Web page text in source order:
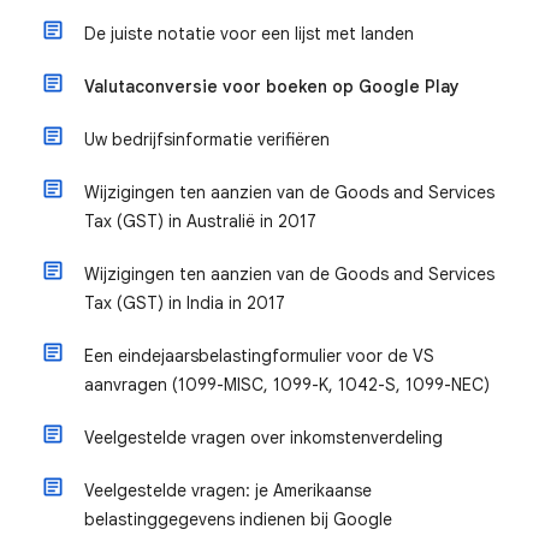
De juiste notatie voor een lijst met landen
Valutaconversie voor boeken op Google Play
Uw bedrijfsinformatie verifiëren
Wijzigingen ten aanzien van de Goods and Services
Tax (GST) in Australië in 2017
Wijzigingen ten aanzien van de Goods and Services
Tax (GST) in India in 2017
Een eindejaarsbelastingformulier voor de VS
aanvragen (1099-MISC, 1099-K, 1042-S, 1099-NEC)
Veelgestelde vragen over inkomstenverdeling
Veelgestelde vragen: je Amerikaanse
belastinggegevens indienen bij Google